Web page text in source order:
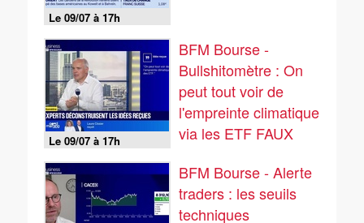
Le 09/07 à 17h
Le 09/07 à 17h
BFM Bourse -
Bullshitomètre : On
peut tout voir de
l'empreinte climatique
via les ETF FAUX
Auriac - 09/07
BFM Bourse - Alerte
traders : les seuils
techniques